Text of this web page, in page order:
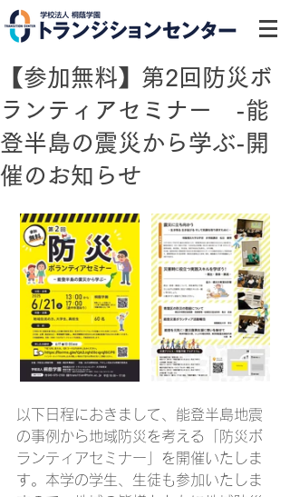
【参加無料】第2回防災ボ
ランティアセミナー -能
登半島の震災から学ぶ-開
催のお知らせ
以下日程におきまして、能登半島地震
の事例から地域防災を考える「防災ボ
ランティアセミナー」を開催いたしま
す。本学の学生、生徒も参加いたしま